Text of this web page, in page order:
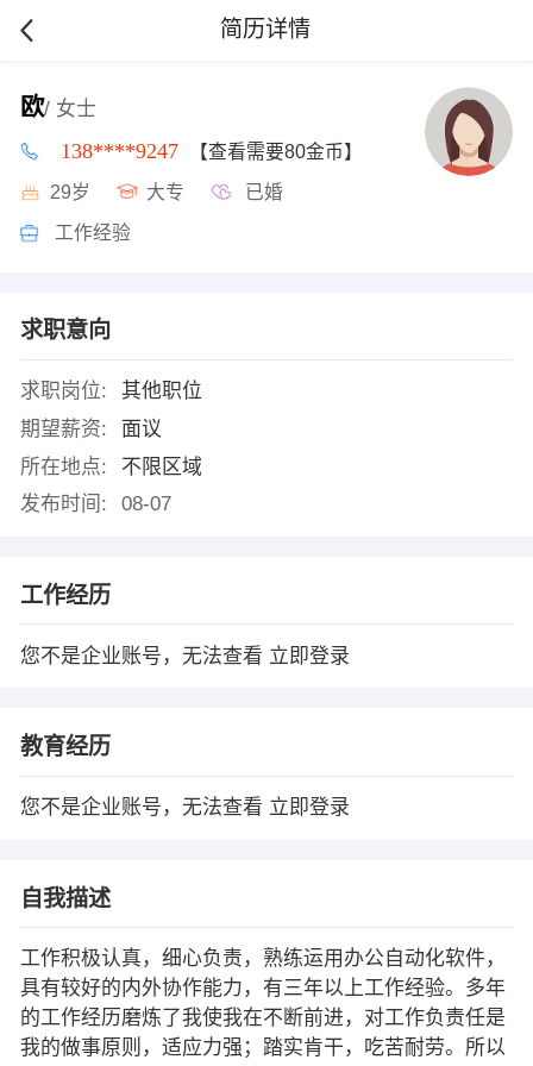
简历详情
欧/ 女士
138****9247 【查看需要80金币】
29岁 大专 已婚
工作经验
求职意向
求职岗位:
其他职位
期望薪资:
面议
所在地点:
不限区域
发布时间:
08-07
工作经历
您不是企业账号，无法查看 立即登录
教育经历
您不是企业账号，无法查看 立即登录
自我描述
工作积极认真，细心负责，熟练运用办公自动化软件，
具有较好的内外协作能力，有三年以上工作经验。多年
的工作经历磨炼了我使我在不断前进，对工作负责任是
我的做事原则，适应力强；踏实肯干，吃苦耐劳。所以